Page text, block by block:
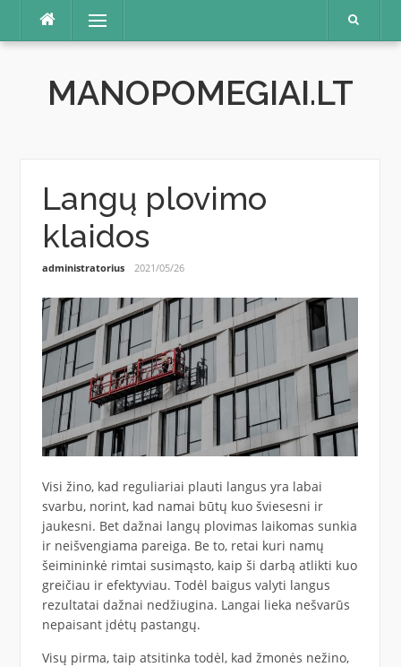
content
Menu
MANOPOMEGIAI.LT
Langų plovimo
klaidos
administratorius 2021/05/26
Visi žino, kad reguliariai plauti langus yra labai
svarbu, norint, kad namai būtų kuo šviesesni ir
jaukesni. Bet dažnai langų plovimas laikomas sunkia
ir neišvengiama pareiga. Be to, retai kuri namų
šeimininkė rimtai susimąsto, kaip ši darbą atlikti kuo
greičiau ir efektyviau. Todėl baigus valyti langus
rezultatai dažnai nedžiugina. Langai lieka nešvarūs
nepaisant įdėtų pastangų.
Visų pirma, taip atsitinka todėl, kad žmonės nežino,